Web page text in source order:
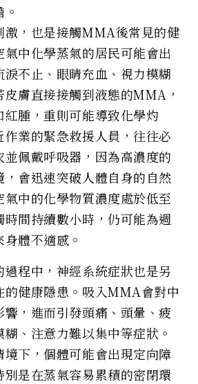
激，也是接觸MMA後常見的健
中化學蒸氣的居民可能會出
不止、眼睛充血、視力模糊
膚直接接觸到液態的MMA，
腫，重則可能導致化學灼
業的緊急救援人員，往往必
佩戴呼吸器，因為高濃度的
會迅速突破人體自身的自然
中的化學物質濃度處於低至
間持續數小時，仍可能為週
體不適感。
程中，神經系統症狀也是另
的健康隱患。吸入MMA會對中
，進而引發頭痛、頭暈、疲
、注意力難以集中等症狀。
下，個體可能會出現定向障
是在蒸氣容易累積的密閉環